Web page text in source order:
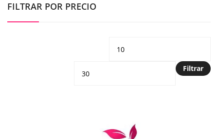
FILTRAR POR PRECIO
Precio
Filtrar